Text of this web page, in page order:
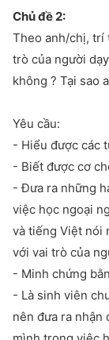
Chủ đề 2:
Theo anh/chị, trí
trò của người
không ? Tại sao
Yêu cầu:
- Hiểu được các
- Biết được cơ
- Đưa ra những
việc học ngoại
và tiếng Việt nói
với vai trò của
- Minh chứng
- Là sinh viên
nên đưa ra nhận